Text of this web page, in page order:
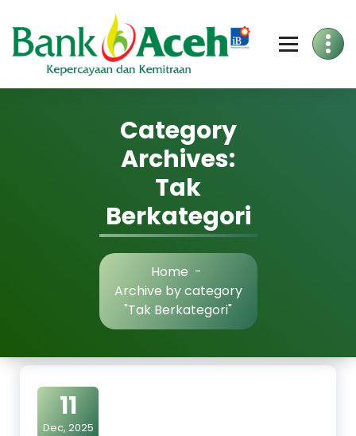
to
Content
Category
Archives:
Tak
Berkategori
Home -
Archive by category
"Tak Berkategori"
11
Dec, 2025